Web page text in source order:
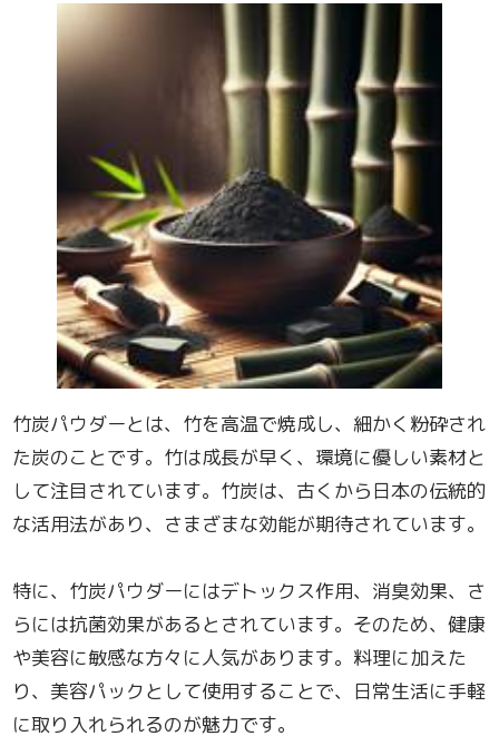
竹炭パウダーとは、竹を高温で焼成し、細かく粉砕され
た炭のことです。竹は成長が早く、環境に優しい素材と
して注目されています。竹炭は、古くから日本の伝統的
な活用法があり、さまざまな効能が期待されています。
特に、竹炭パウダーにはデトックス作用、消臭効果、さ
らには抗菌効果があるとされています。そのため、健康
や美容に敏感な方々に人気があります。料理に加えた
り、美容パックとして使用することで、日常生活に手軽
に取り入れられるのが魅力です。